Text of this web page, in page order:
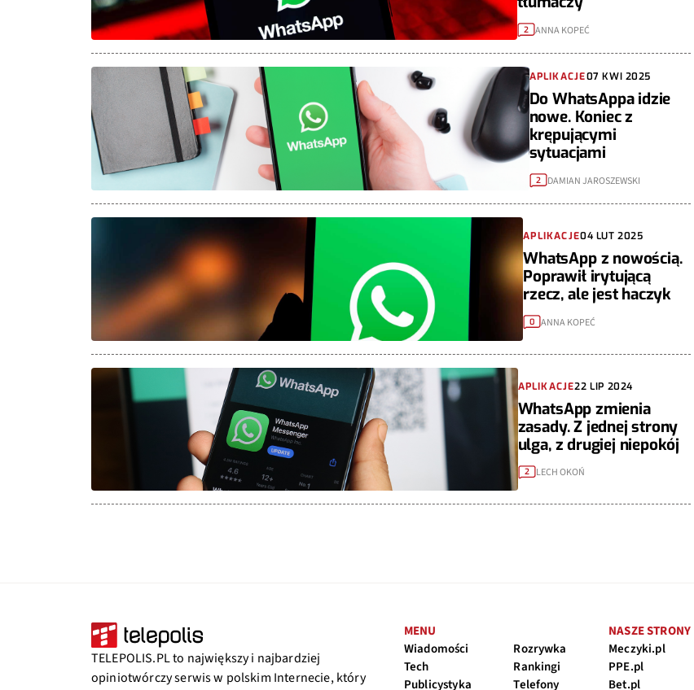
2 ANNA KOPEĆ
APLIKACJE07 KWI 2025
Do WhatsAppa idzie
nowe. Koniec z
krępującymi
sytuacjami
2 DAMIAN JAROSZEWSKI
APLIKACJE04 LUT 2025
WhatsApp z nowością.
Poprawił irytującą
rzecz, ale jest haczyk
0 ANNA KOPEĆ
APLIKACJE22 LIP 2024
WhatsApp zmienia
zasady. Z jednej strony
ulga, z drugiej niepokój
2 LECH OKOŃ
TELEPOLIS.PL to największy i najbardziej
opiniotwórczy serwis w polskim Internecie, który
MENU
Wiadomości
Tech
Publicystyka
Rozrywka
Rankingi
Telefony
NASZE STRONY
Meczyki.pl
PPE.pl
Bet.pl